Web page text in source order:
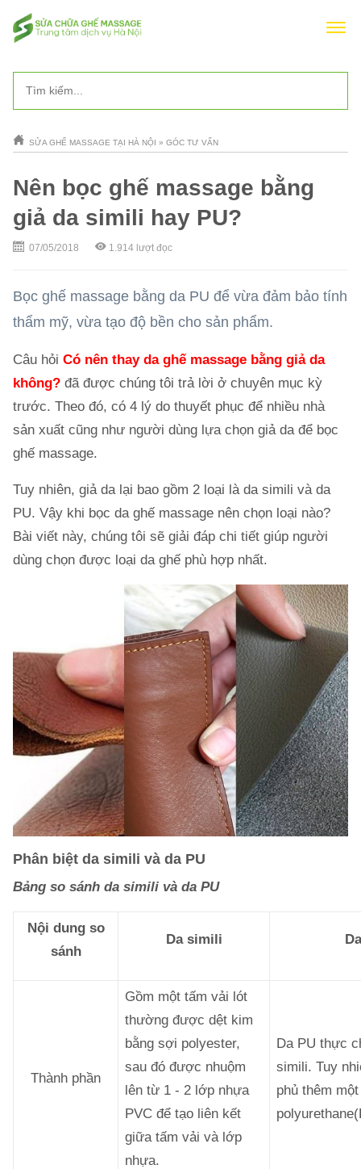
SỬA GHẾ MASSAGE TẠI HÀ NỘI » GÓC TƯ VẤN
Nên bọc ghế massage bằng
giả da simili hay PU?
07/05/2018 1.914 lượt đọc
Bọc ghế massage bằng da PU để vừa đảm bảo tính
thẩm mỹ, vừa tạo độ bền cho sản phẩm.
Câu hỏi Có nên thay da ghế massage bằng giả da
không? đã được chúng tôi trả lời ở chuyên mục kỳ
trước. Theo đó, có 4 lý do thuyết phục để nhiều nhà
sản xuất cũng như người dùng lựa chọn giả da để bọc
ghế massage.
Tuy nhiên, giả da lại bao gồm 2 loại là da simili và da
PU. Vậy khi bọc da ghế massage nên chọn loại nào?
Bài viết này, chúng tôi sẽ giải đáp chi tiết giúp người
dùng chọn được loại da ghế phù hợp nhất.
Phân biệt da simili và da PU
Bảng so sánh da simili và da PU
Nội dung so
sánh
Da simili
Thành phần
Gồm một tấm vải lót
thường được dệt kim
bằng sợi polyester,
sau đó được nhuộm
lên từ 1 - 2 lớp nhựa
PVC để tạo liên kết
giữa tấm vải và lớp
nhựa.
Da PU thực
simili. Tuy
phủ thêm